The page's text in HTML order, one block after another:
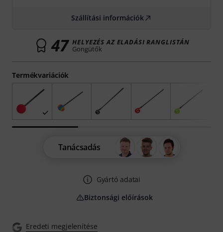
Eredeti megjelenítése
Termékvariációk
Szállítási információk
47 HELYEZÉS AZ ELADÁSI RANGLISTÁN
Gongütők
Tanácsadás
Gyártó adatai
Biztonsági előírások